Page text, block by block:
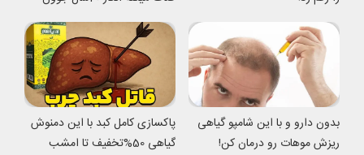
شدی
بدون دارو و با این شامپو گیاهی
ریزش موهات رو درمان کن!
پاکسازی کامل کبد با این دمنوش
گیاهی 50%تخفیف تا امشب